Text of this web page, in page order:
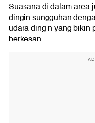
Suasana di dalam area
dingin sungguhan
udara dingin yang bikin
berkesan.